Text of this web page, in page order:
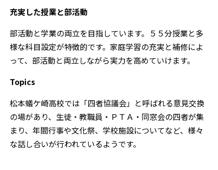
充実した授業と部活動
部活動と学業の両立を目指しています。５５分授業と多
様な科目設定が特徴的です。家庭学習の充実と補修によ
って、部活動と両立しながら実力を高めていけます。
Topics
松本蟻ケ崎高校では「四者協議会」と呼ばれる意見交換
の場があり、生徒・教職員・ＰＴＡ・同窓会の四者が集
まり、年間行事や文化祭、学校施設についてなど、様々
な話し合いが行われているようです。